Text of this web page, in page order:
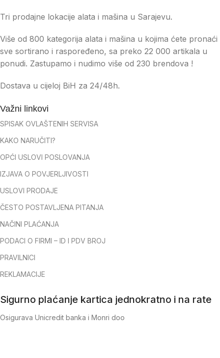
Tri prodajne lokacije alata i mašina u Sarajevu.
Više od 800 kategorija alata i mašina u kojima ćete pronaći
sve sortirano i raspoređeno, sa preko 22 000 artikala u
ponudi. Zastupamo i nudimo više od 230 brendova !
Dostava u cijeloj BiH za 24/48h.
Važni linkovi
SPISAK OVLAŠTENIH SERVISA
KAKO NARUČITI?
OPĆI USLOVI POSLOVANJA
IZJAVA O POVJERLJIVOSTI
USLOVI PRODAJE
ČESTO POSTAVLJENA PITANJA
NAČINI PLAĆANJA
PODACI O FIRMI – ID I PDV BROJ
PRAVILNICI
REKLAMACIJE
Sigurno plaćanje kartica jednokratno i na rate
Osigurava Unicredit banka i Monri doo